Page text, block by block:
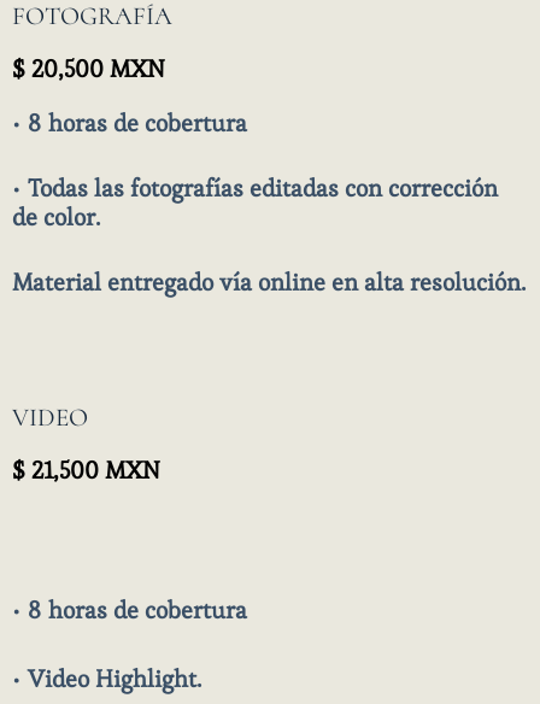
FOTOGRAFÍA
$ 20,500 MXN
• 8 horas de cobertura
•Todas las fotografías editadas con corrección
de color.
Material entregado vía online en alta resolución.
VIDEO
$ 21,500 MXN
• 8 horas de cobertura
•Video Highlight.